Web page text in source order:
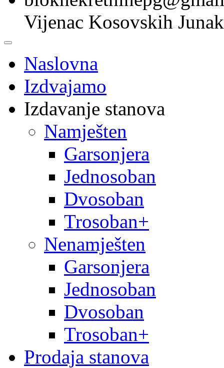
Vijenac Kosovskih
Naslovna
Izdvajamo
Izdavanje stanova
Namješten
Garsonjera
Jednosoban
Dvosoban
Trosoban+
Nenamješten
Garsonjera
Jednosoban
Dvosoban
Trosoban+
Prodaja stanova